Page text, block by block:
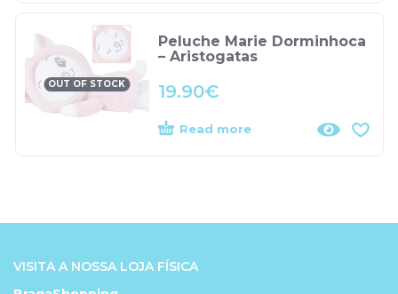
OUT OF STOCK
Peluche Marie Dorminhoca
– Aristogatas
19.90€
Read more
VISITA A NOSSA LOJA FÍSICA